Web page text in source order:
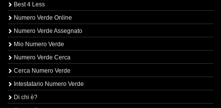
Best 4 Less
Numero Verde Online
Numero Verde Assegnato
Mio Numero Verde
Numero Verde Cerca
Cerca Numero Verde
Intestatario Numero Verde
Di chi è?